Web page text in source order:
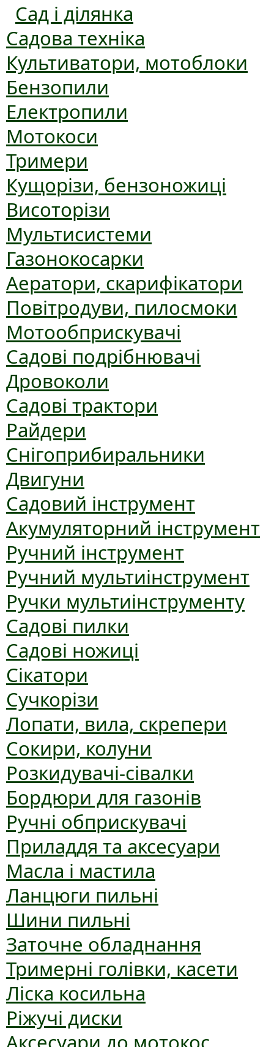
Сад і ділянка
Садова техніка
Культиватори, мотоблоки
Бензопили
Електропили
Мотокоси
Тримери
Кущорізи, бензоножиці
Висоторізи
Мультисистеми
Газонокосарки
Аератори, скарифікатори
Повітродуви, пилосмоки
Мотообприскувачі
Садові подрібнювачі
Дровоколи
Садові трактори
Райдери
Снігоприбиральники
Двигуни
Садовий інструмент
Акумуляторний інструмент
Ручний інструмент
Ручний мультиінструмент
Ручки мультиінструменту
Садові пилки
Садові ножиці
Сікатори
Сучкорізи
Лопати, вила, скрепери
Сокири, колуни
Розкидувачі-сівалки
Бордюри для газонів
Ручні обприскувачі
Приладдя та аксесуари
Масла і мастила
Ланцюги пильні
Шини пильні
Заточне обладнання
Тримерні голівки, касети
Ліска косильна
Ріжучі диски